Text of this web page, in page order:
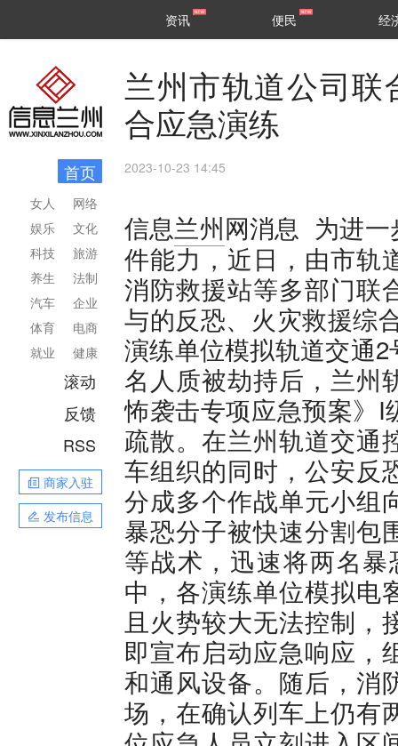
区县
资讯 便民 经
首页
网络
文化
旅游
法制
企业
电商
健康
女人
娱乐
科技
养生
汽车
体育
就业
滚动
反馈
RSS
商家入驻
发布信息
兰州市轨道公司
合应急演练
2023-10-23 14:45
信息兰州网消息 为进
件能力，近日，由市轨
消防救援站等多部门联
与的反恐、火灾救援综
演练单位模拟轨道交通
名人质被劫持后，兰州
怖袭击专项应急预案》
疏散。在兰州轨道交通
车组织的同时，公安反
分成多个作战单元小组
暴恐分子被快速分割包
等战术，迅速将两名
中，各演练单位模拟电
且火势较大无法控制，
即宣布启动应急响应，
和通风设备。随后，消
场，在确认列车上仍有